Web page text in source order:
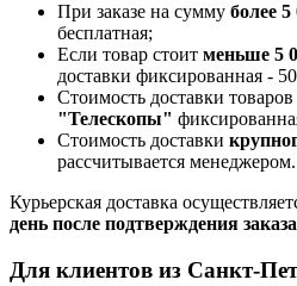
При заказе на сумму более
бесплатная;
Если товар стоит меньше 5
доставки фиксированная -
Стоимость доставки товаров
"Телескопы"
Стоимость доставки
рассчитывается менеджером.
Курьерская доставка
день после подтверждения
Для клиентов из Санкт-